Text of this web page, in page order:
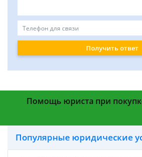
Получить ответ
Помощь юриста при
Популярные юридические